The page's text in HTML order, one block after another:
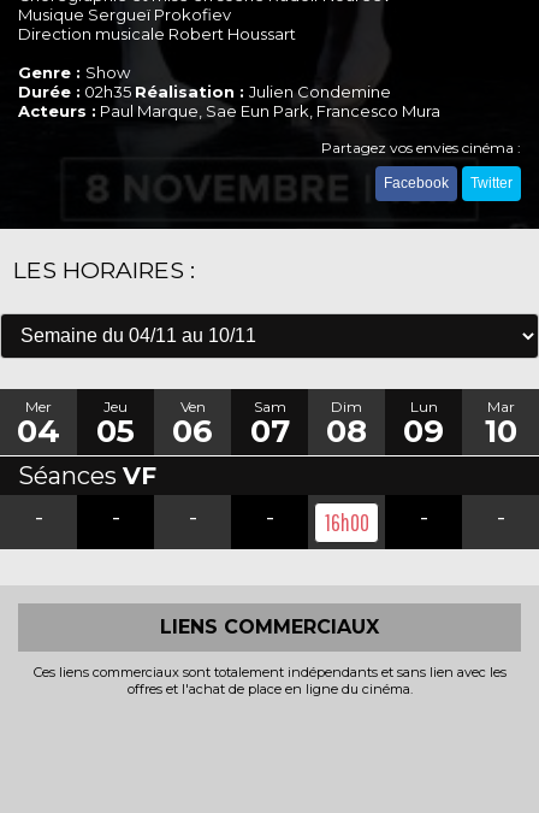
Musique Sergueï Prokofiev
Direction musicale Robert Houssart
Genre : Show
Durée : 02h35 Réalisation : Julien Condemine
Acteurs : Paul Marque, Sae Eun Park, Francesco Mura
Partagez vos envies cinéma :
Facebook Twitter
LES HORAIRES :
Mer
04
Jeu
05
Ven
06
Sam
07
Dim
08
Lun
09
Mar
10
Séances VF
-
- - - 16h00 - -
LIENS COMMERCIAUX
Ces liens commerciaux sont totalement indépendants et sans lien avec les
offres et l'achat de place en ligne du cinéma.